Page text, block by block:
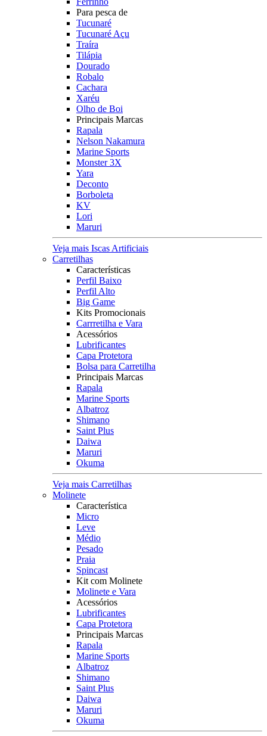
Para pesca de
Tucunaré
Tucunaré Açu
Traíra
Tilápia
Dourado
Robalo
Cachara
Xaréu
Olho de Boi
Principais Marcas
Rapala
Nelson Nakamura
Marine Sports
Monster 3X
Yara
Deconto
Borboleta
KV
Lori
Maruri
Veja mais Iscas Artificiais
Carretilhas
Características
Perfil Baixo
Perfil Alto
Big Game
Kits Promocionais
Carrretilha e Vara
Acessórios
Lubrificantes
Capa Protetora
Bolsa para Carretilha
Principais Marcas
Rapala
Marine Sports
Albatroz
Shimano
Saint Plus
Daiwa
Maruri
Okuma
Veja mais Carretilhas
Molinete
Característica
Micro
Leve
Médio
Pesado
Praia
Spincast
Kit com Molinete
Molinete e Vara
Acessórios
Lubrificantes
Capa Protetora
Principais Marcas
Rapala
Marine Sports
Albatroz
Shimano
Saint Plus
Daiwa
Maruri
Okuma